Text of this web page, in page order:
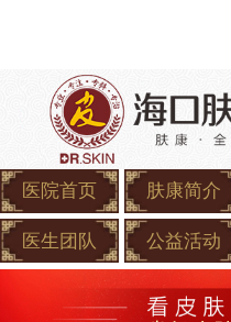
医院首页 肤康简介
医生团队 公益活动